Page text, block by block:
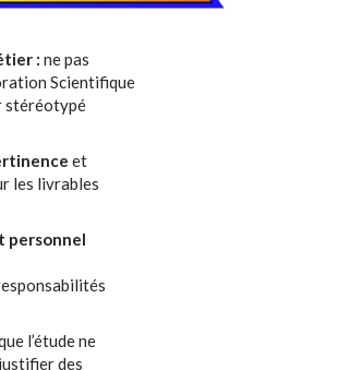
: ne pas
Scientifique
stéréotypé
et
les livrables
personnel
l’étude ne
des